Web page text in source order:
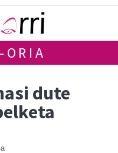
ORIA
dute